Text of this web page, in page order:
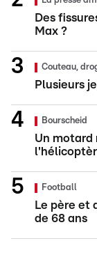
Des
Max ?
Couteau,
Plusieurs
Bourscheid
Un motard
Football
Le père et
de 68 ans